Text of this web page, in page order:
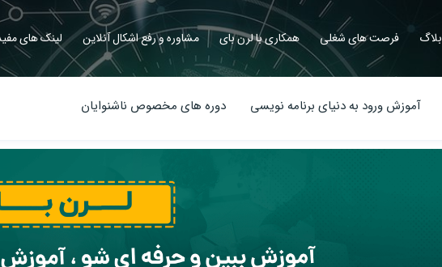
بلاگ فرصت های شغلی همکاری با لرن بای مشاوره و رفع اشکال آنلاین لینک های
آموزش ورود به دنیای برنامه نویسی دوره های مخصوص ناشنوایان